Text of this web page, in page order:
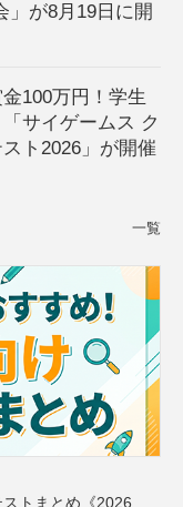
」が8月19日に開
100万円！学生
サイゲームス ク
ト2026」が開催
一覧
トまとめ《2026